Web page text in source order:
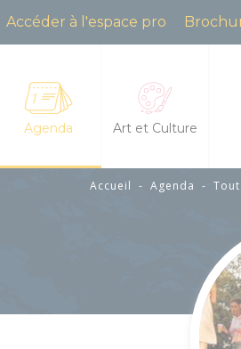
Accéder à l'espace pro
Agenda
Toutes les fêtes et
Les petites échappées :
Les grandes échappées : visites
Art et Culture
L'Art dans les
Pôles culturels
Accueil - Agenda -